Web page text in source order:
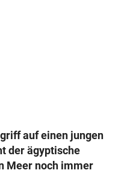
auf einen jungen
der ägyptische
Meer noch immer